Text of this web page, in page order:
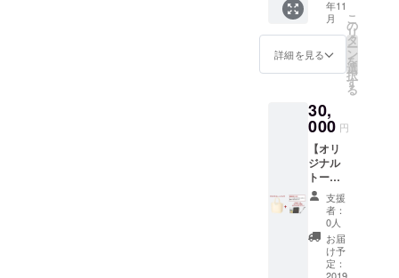
【メー
ル or
Twitter
DMでの
質問回
答（1
※Twitter
DMでの
質問回
答をご
希望の
場合
は、ア
カウン
ト名を
備考欄
にご記
入下さ
年11
月
詳細を見る
こ
の
リ
タ
ー
ン
を
選
択
す
る
30,
000 円
【オリ
ジナル
トート
バッ
ク】 ＋
10,000
円コー
スと同
じもの
支援
者：
0人
お届
け予
定：